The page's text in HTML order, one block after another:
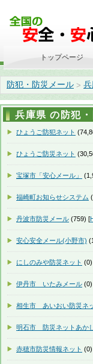
防犯・防災メール >
トップページ
兵庫県 の防犯
ひょうご防犯ネット
ひょうご防災ネット
宝塚市「安心メール」
福崎町お知らせシステム
丹波市防災メール (759) [
安心安全メール(小野市)
にしのみや防災ネット
伊丹市 いたみメール
相生市 あいおい防災ネ
明石市 防災ネットあか
赤穂市防災情報ネット